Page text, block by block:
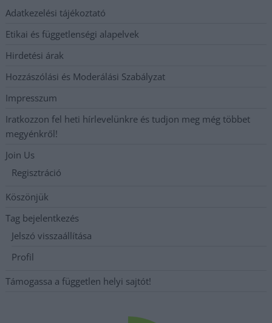
Adatkezelési tájékoztató
Etikai és függetlenségi alapelvek
Hirdetési árak
Hozzászólási és Moderálási Szabályzat
Impresszum
Iratkozzon fel heti hírlevelünkre és tudjon meg még többet
megyénkről!
Join Us
Regisztráció
Köszönjük
Tag bejelentkezés
Jelszó visszaállítása
Profil
Támogassa a független helyi sajtót!